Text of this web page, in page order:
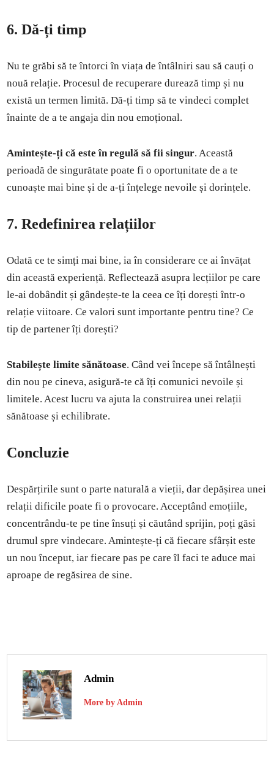
6. Dă-ți timp
Nu te grăbi să te întorci în viața de întâlniri sau să cauți o
nouă relație. Procesul de recuperare durează timp și nu
există un termen limită. Dă-ți timp să te vindeci complet
înainte de a te angaja din nou emoțional.
Amintește-ți că este în regulă să fii singur. Această
perioadă de singurătate poate fi o oportunitate de a te
cunoaște mai bine și de a-ți înțelege nevoile și dorințele.
7. Redefinirea relațiilor
Odată ce te simți mai bine, ia în considerare ce ai învățat
din această experiență. Reflectează asupra lecțiilor pe care
le-ai dobândit și gândește-te la ceea ce îți dorești într-o
relație viitoare. Ce valori sunt importante pentru tine? Ce
tip de partener îți dorești?
Stabilește limite sănătoase. Când vei începe să întâlnești
din nou pe cineva, asigură-te că îți comunici nevoile și
limitele. Acest lucru va ajuta la construirea unei relații
sănătoase și echilibrate.
Concluzie
Despărțirile sunt o parte naturală a vieții, dar depășirea unei
relații dificile poate fi o provocare. Acceptând emoțiile,
concentrându-te pe tine însuți și căutând sprijin, poți găsi
drumul spre vindecare. Amintește-ți că fiecare sfârșit este
un nou început, iar fiecare pas pe care îl faci te aduce mai
aproape de regăsirea de sine.
Admin
More by Admin